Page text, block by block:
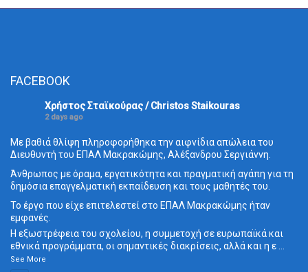
FACEBOOK
Χρήστος Σταϊκούρας / Christos Staikouras
2 days ago
Με βαθιά θλίψη πληροφορήθηκα την αιφνίδια απώλεια του
Διευθυντή του ΕΠΑΛ Μακρακώμης, Αλέξανδρου Σεργιάννη.
Άνθρωπος με όραμα, εργατικότητα και πραγματική αγάπη για τη
δημόσια επαγγελματική εκπαίδευση και τους μαθητές του.
Το έργο που είχε επιτελεστεί στο ΕΠΑΛ Μακρακώμης ήταν
εμφανές.
Η εξωστρέφεια του σχολείου, η συμμετοχή σε ευρωπαϊκά και
εθνικά προγράμματα, οι σημαντικές διακρίσεις, αλλά και η ε
See More